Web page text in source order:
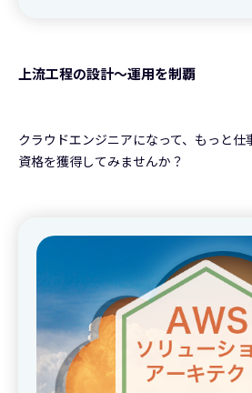
上流工程の設計〜運用を制覇
クラウドエンジニアになって、もっと仕
資格を獲得してみませんか？